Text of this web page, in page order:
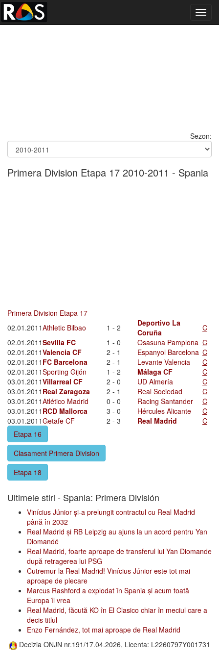
Sezon:
Primera Division Etapa 17 2010-2011 - Spania
Primera Division Etapa 17
02.01.2011Athletic Bilbao 1 - 2
Deportivo La
Coruña
C
02.01.2011Sevilla FC 1 - 0 Osasuna Pamplona C
02.01.2011Valencia CF 2 - 1 Espanyol Barcelona C
02.01.2011 FC Barcelona 2 - 1 Levante Valencia
C
02.01.2011Sporting Gijón 1 - 2 Málaga CF
C
03.01.2011Villarreal CF 2 - 0 UD Almería
C
03.01.2011 Real Zaragoza 2 - 1 Real Sociedad
C
03.01.2011Atlético Madrid 0 - 0 Racing Santander
C
03.01.2011 RCD Mallorca 3 - 0 Hércules Alicante
C
03.01.2011Getafe CF 2 - 3 Real Madrid
C
Etapa 16
Clasament Primera Division
Etapa 18
Ultimele stiri - Spania: Primera División
Vinícius Júnior și-a prelungit contractul cu Real Madrid
până în 2032
Real Madrid și RB Leipzig au ajuns la un acord pentru Yan
Diomandé
Real Madrid, foarte aproape de transferul lui Yan Diomande
după retragerea lui PSG
Cutremur la Real Madrid! Vinícius Júnior este tot mai
aproape de plecare
Marcus Rashford a explodat în Spania și acum toată
Europa îl vrea
Real Madrid, făcută KO în El Clasico chiar în meciul care a
decis titlul
Enzo Fernández, tot mai aproape de Real Madrid
Decizia ONJN nr.191/17.04.2026, Licenta: L2260797Y001731